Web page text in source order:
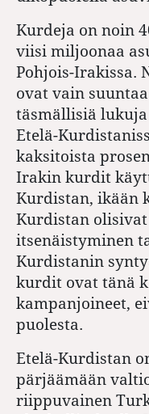
Kurdeja on noin
viisi miljoonaa
Pohjois-Irakissa.
ovat vain
täsmällisiä
Etelä-
kaksitoista
Irakin kurdit
Kurdistan, ikään
Kurdistan olisivat
itsenäistyminen
Kurdistanin
kurdit ovat tänä
kampanjoineet,
puolesta.
Etelä-Kurdistan
pärjäämään
riippuvainen